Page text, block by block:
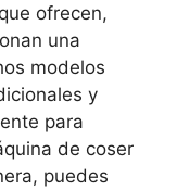
ofrecen,
una
modelos
y
para
de coser
puedes